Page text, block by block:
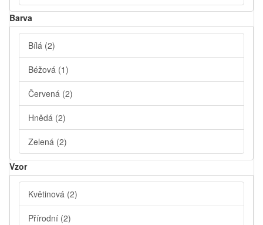
Barva
Bílá (2)
Béžová (1)
Červená (2)
Hnědá (2)
Zelená (2)
Vzor
Květinová (2)
Přírodní (2)